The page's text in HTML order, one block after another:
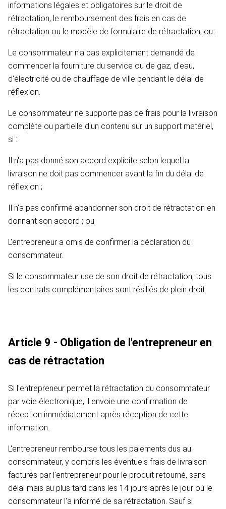
informations légales et obligatoires sur le droit de
rétractation, le remboursement des frais en cas de
rétractation ou le modèle de formulaire de rétractation, ou :
Le consommateur n'a pas explicitement demandé de
commencer la fourniture du service ou de gaz, d'eau,
d'électricité ou de chauffage de ville pendant le délai de
réflexion.
Le consommateur ne supporte pas de frais pour la livraison
complète ou partielle d'un contenu sur un support matériel,
si :
Il n'a pas donné son accord explicite selon lequel la
livraison ne doit pas commencer avant la fin du délai de
réflexion ;
Il n'a pas confirmé abandonner son droit de rétractation en
donnant son accord ; ou
L'entrepreneur a omis de confirmer la déclaration du
consommateur.
Si le consommateur use de son droit de rétractation, tous
les contrats complémentaires sont résiliés de plein droit.
Article 9 - Obligation de l'entrepreneur en
cas de rétractation
Si l'entrepreneur permet la rétractation du consommateur
par voie électronique, il envoie une confirmation de
réception immédiatement après réception de cette
information.
L'entrepreneur rembourse tous les paiements dus au
consommateur, y compris les éventuels frais de livraison
facturés par l'entrepreneur pour le produit retourné, sans
délai mais au plus tard dans les 14 jours après le jour où le
consommateur l'a informé de sa rétractation. Sauf si